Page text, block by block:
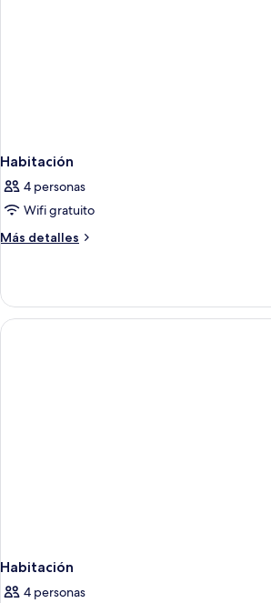
Habitación
4 personas
Wifi gratuito
Más detalles
Más
Habitación
4 personas